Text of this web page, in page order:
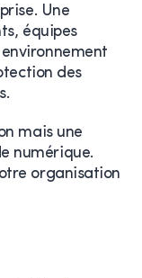
Une
équipes
des
mais une
numérique.
organisation